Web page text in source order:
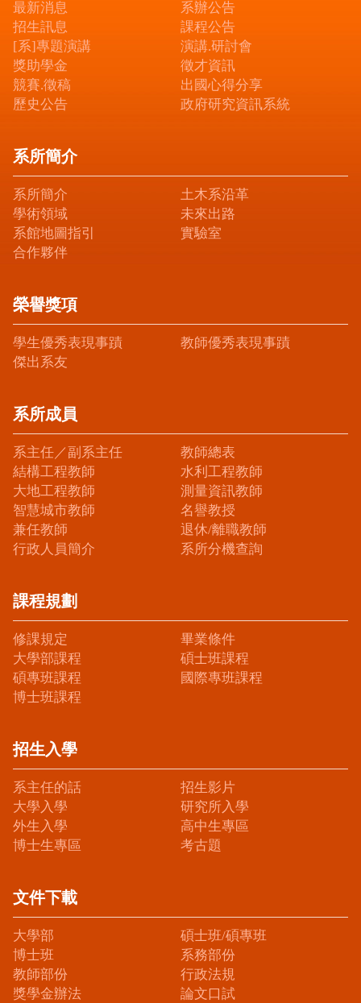
最新消息
系辦公告
招生訊息
課程公告
[系]專題演講
演講.研討會
獎助學金
徵才資訊
競賽.徵稿
出國心得分享
歷史公告
政府研究資訊系統
系所簡介
系所簡介
土木系沿革
學術領域
未來出路
系館地圖指引
實驗室
合作夥伴
榮譽獎項
學生優秀表現事蹟
教師優秀表現事蹟
傑出系友
系所成員
系主任／副系主任
教師總表
結構工程教師
水利工程教師
大地工程教師
測量資訊教師
智慧城市教師
名譽教授
兼任教師
退休/離職教師
行政人員簡介
系所分機查詢
課程規劃
修課規定
畢業條件
大學部課程
碩士班課程
碩專班課程
國際專班課程
博士班課程
招生入學
系主任的話
招生影片
大學入學
研究所入學
外生入學
高中生專區
博士生專區
考古題
文件下載
大學部
碩士班/碩專班
博士班
系務部份
教師部份
行政法規
獎學金辦法
論文口試